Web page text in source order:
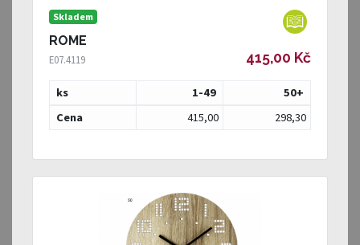
Skladem
ROME
E07.4119 415,00 Kč
ks 1-49 50+
Cena
415,00 298,30